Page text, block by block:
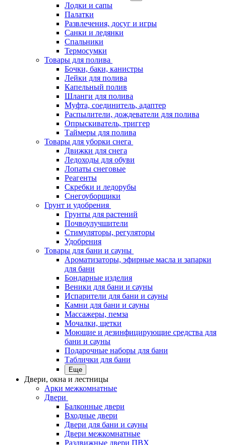
Лодки и сапы
Палатки
Развлечения, досуг и игры
Санки и ледянки
Спальники
Термосумки
Товары для полива
Бочки, баки, канистры
Лейки для полива
Капельный полив
Шланги для полива
Муфта, соединитель, адаптер
Распылители, дождеватели для полива
Опрыскиватель, триггер
Таймеры для полива
Товары для уборки снега
Движки для снега
Ледоходы для обуви
Лопаты снеговые
Реагенты
Скребки и ледорубы
Снегоуборщики
Грунт и удобрения
Грунты для растений
Почвоулучшители
Стимуляторы, регуляторы
Удобрения
Товары для бани и сауны
Ароматизаторы, эфирные масла и запарки
для бани
Бондарные изделия
Веники для бани и сауны
Испарители для бани и сауны
Камни для бани и сауны
Массажеры, пемза
Мочалки, щетки
Моющие и дезинфицирующие средства для
бани и сауны
Подарочные наборы для бани
Таблички для бани
Еще
Двери, окна и лестницы
Арки межкомнатные
Двери
Балконные двери
Входные двери
Двери для бани и сауны
Двери межкомнатные
Раздвижные двери ПВХ